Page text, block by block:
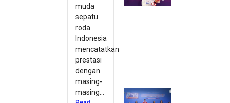
muda
sepatu
roda
Indonesia
mencatatkan
prestasi
dengan
masing-
masing...